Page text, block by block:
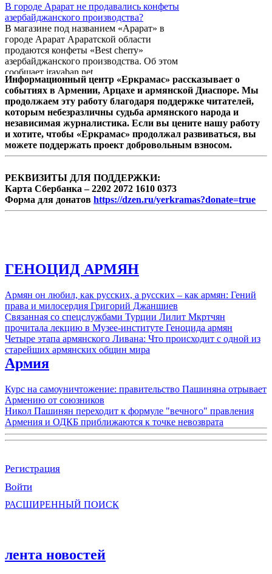
В городе Арарат не продавались конфеты
азербайджанского производства?
В магазине под названием «Арарат» в
городе Арарат Араратской области
продаются конфеты «Best cherry»
азербайджанского производства. Об этом
сообщает iravaban.net.
Информационный центр «Еркрамас» рассказывает о
событиях в Армении, Арцахе и армянской Диаспоре. Мы
продолжаем эту работу благодаря поддержке читателей,
которым небезразличны судьба армянского народа и
независимая журналистика. Если вы цените нашу работу
и хотите, чтобы «Еркрамас» продолжал развиваться, вы
можете поддержать проект добровольным взносом.
РЕКВИЗИТЫ ДЛЯ ПОДДЕРЖКИ:
Карта Сбербанка – 2202 2072 1610 0373
Форма для донатов https://dzen.ru/yerkramas?donate=true
ГЕНОЦИД АРМЯН
Армян он любил, как русских, а русских – как армян: Гений
права и милосердия Григорий Джаншиев
Связанная со спецслужбами Турции Лилит Мкртчян
прочитала лекцию в Музее-институте Геноцида армян
Четыре этапа армянского Ливана: Что происходит с одной из
старейших армянских общин мира
Армия
Курс на самоуничтожение: правительство Пашиняна отрывает
Армению от союзников
Никол Пашинян переходит к формуле "вечного" правления
Армения и ОДКБ приближаются к точке невозврата
Регистрация
Войти
РАСШИРЕННЫЙ ПОИСК
лента новостей